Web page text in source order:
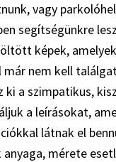
vagy
segítségünkre
képek, amelyek
nem kell
ki a szimpatikus,
a leírásokat,
látnak el
mérete